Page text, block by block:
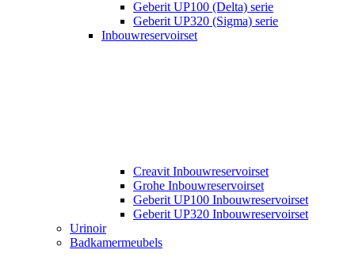
Geberit UP100 (Delta) serie
Geberit UP320 (Sigma) serie
Inbouwreservoirset
Creavit Inbouwreservoirset
Grohe Inbouwreservoirset
Geberit UP100 Inbouwreservoirset
Geberit UP320 Inbouwreservoirset
Urinoir
Badkamermeubels